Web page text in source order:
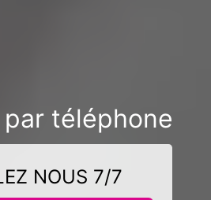
téléphone
NOUS 7/7